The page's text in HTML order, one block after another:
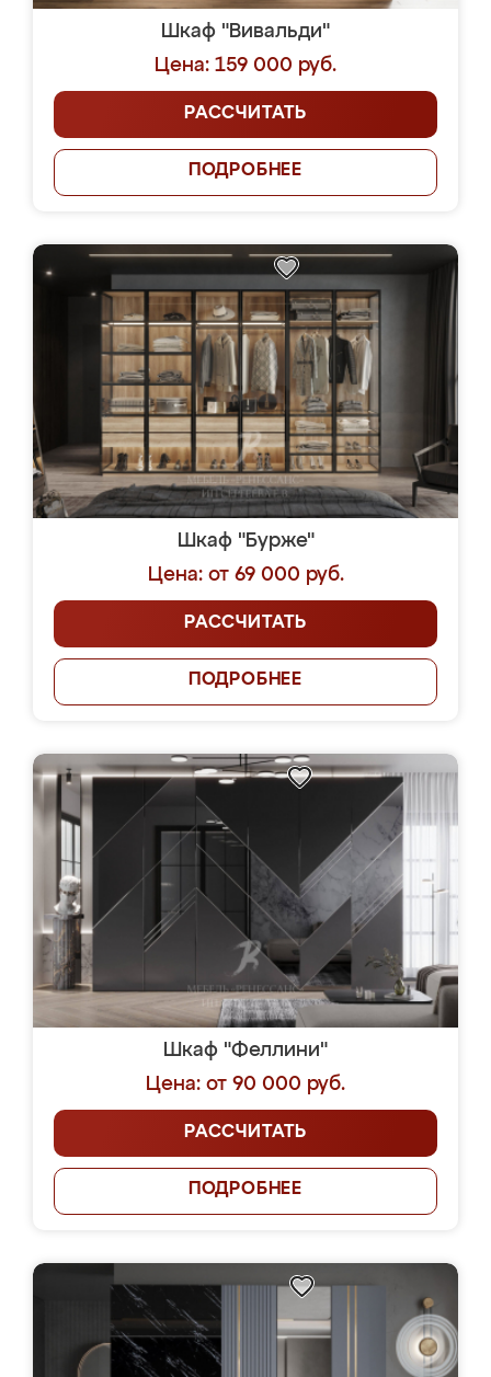
Шкаф "Вивальди"
Цена: 159 000 руб.
РАССЧИТАТЬ
ПОДРОБНЕЕ
Шкаф "Бурже"
Цена: от 69 000 руб.
РАССЧИТАТЬ
ПОДРОБНЕЕ
Шкаф "Феллини"
Цена: от 90 000 руб.
РАССЧИТАТЬ
ПОДРОБНЕЕ